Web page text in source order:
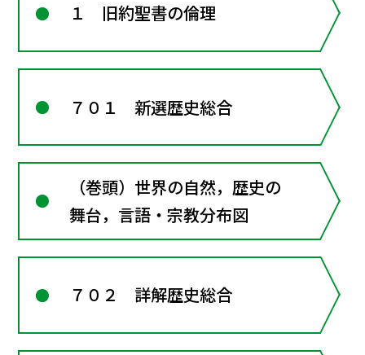
１ 旧約聖書の倫理
７０１ 新選歴史総合
（巻頭）世界の自然，歴史の
舞台，言語・宗教分布図
７０２ 詳解歴史総合